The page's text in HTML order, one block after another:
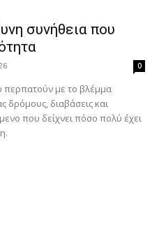
συνήθεια που
0
περπατούν με το βλέμμα
δρόμους, διαβάσεις και
που δείχνει πόσο πολύ έχει